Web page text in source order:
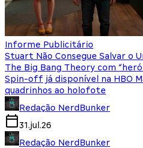
Informe Publicitário
Stuart Não Consegue Salvar o
The Big Bang Theory com
Spin-off já disponível na HBO
quadrinhos ao holofote
Redação NerdBunker
31.jul.26
Redação NerdBunker